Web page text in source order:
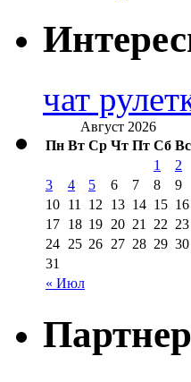
чат
Август 2026
Пн Вт Ср Чт Пт Сб Вс
« Июл
1
2
3
4 5 6 7 8
9
10 11 12 13 14 15 16
17 18 19 20 21 22 23
24 25 26 27 28 29 30
31